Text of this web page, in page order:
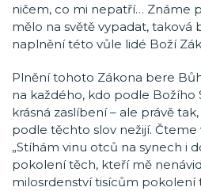
ničem, co mi nepatří… Známe
mělo na světě vypadat, taková
naplnění této vůle lidé Boží
Plnění tohoto Zákona bere
na každého, kdo podle Božího
krásná zaslíbení – ale právě
podle těchto slov nežijí. Čteme
„Stíhám vinu otců na synech i
pokolení těch, kteří mě
milosrdenství tisícům pokolení